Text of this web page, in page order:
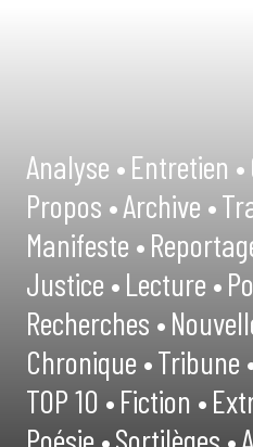
Analyse •Entretien •
Propos •Archive •
Manifeste •
Justice •Lecture •
Recherches •
Chronique •Tribune
TOP 10 •Fiction •